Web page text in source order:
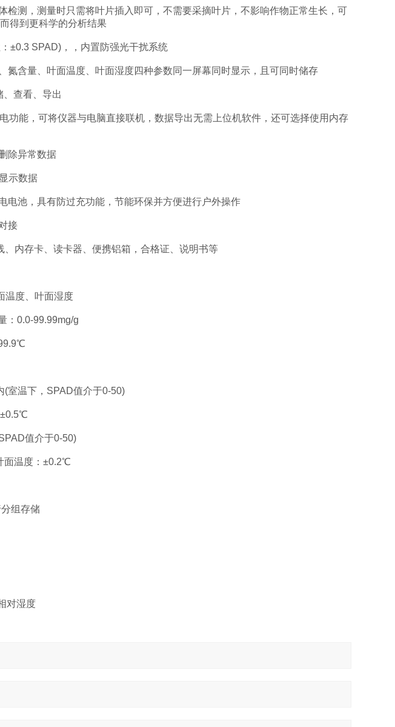
检测，测量时只需将叶片插入即可，不需要采摘叶片，不影响作物正常生长，可
得到更科学的分析结果
SPAD)，，内置防强光干扰系统
含量、叶面温度、叶面湿度四种参数同一屏幕同时显示，且可同时储存
查看、导出
能，可将仪器与电脑直接联机，数据导出无需上位机软件，还可选择使用内存
除异常数据
示数据
池，具有防过充功能，节能环保并方便进行户外操作
接
内存卡、读卡器、便携铝箱，合格证、说明书等
度、叶面湿度
0.0-99.99mg/g
温下，SPAD值介于0-50)
值介于0-50)
温度：±0.2℃
组存储
对湿度